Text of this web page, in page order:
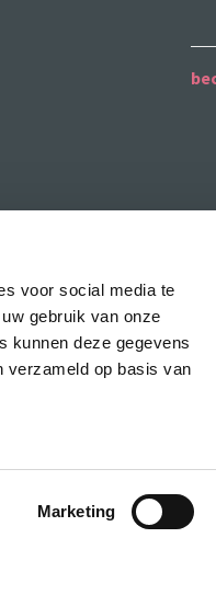
voor social media te
gebruik van onze
kunnen deze gegevens
verzameld op basis van
Marketing
CREA is